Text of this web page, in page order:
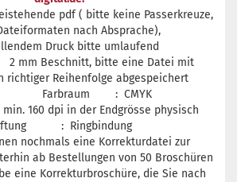
pdf ( bitte keine Passerkreuze,
nach Absprache),
Druck bitte umlaufend
bitte eine Datei mit
richtiger Reihenfolge abgespeichert
: CMYK
160 dpi in der Endgrösse physisch
: Ringbindung
nochmals eine Korrekturdatei zur
ab Bestellungen von 50 Broschüren
eine Korrekturbroschüre, die Sie nach